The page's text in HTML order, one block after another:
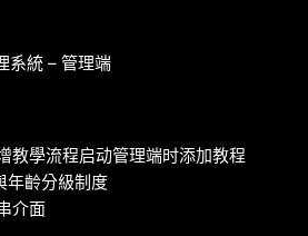
系統 – 管理端
教學流程启动管理端时添加教程
年齡分級制度
介面